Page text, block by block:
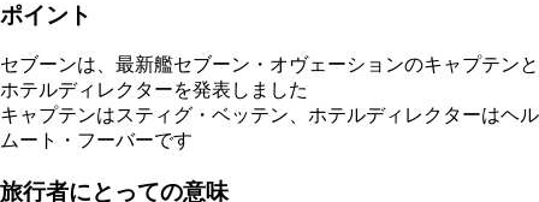
ポイント
セブーンは、最新艦セブーン・オヴェーションのキャプテンと
ホテルディレクターを発表しました
キャプテンはスティグ・ベッテン、ホテルディレクターはヘル
ムート・フーバーです
旅行者にとっての意味